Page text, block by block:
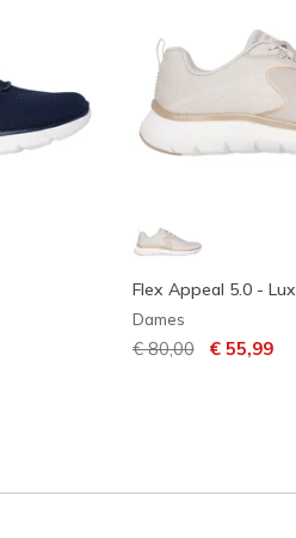
Flex Appeal 5.0 -
Dames
Prijs verlaagd van
€ 80,00naar
€ 55,99